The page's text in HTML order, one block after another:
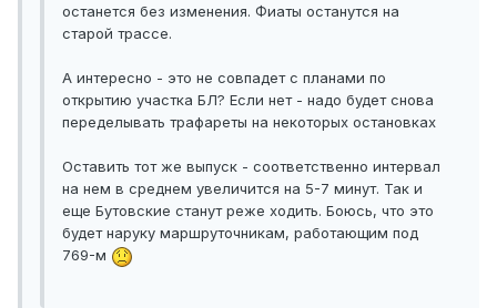
останется без изменения. Фиаты останутся на
старой трассе.
А интересно - это не совпадет с планами по
открытию участка БЛ? Если нет - надо будет снова
переделывать трафареты на некоторых остановках
Оставить тот же выпуск - соответственно интервал
на нем в среднем увеличится на 5-7 минут. Так и
еще Бутовские станут реже ходить. Боюсь, что это
будет наруку маршруточникам, работающим под
769-м